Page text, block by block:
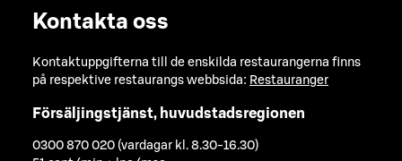
Kontakta oss
Kontaktuppgifterna till de enskilda restaurangerna finns
på respektive restaurangs webbsida: Restauranger
Försäljingstjänst, huvudstadsregionen
0300 870 020 (vardagar kl. 8.30-16.30)